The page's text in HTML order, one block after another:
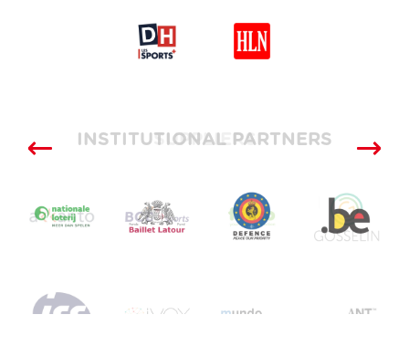
SUPPLIERS
INSTITUTIONAL PARTNERS